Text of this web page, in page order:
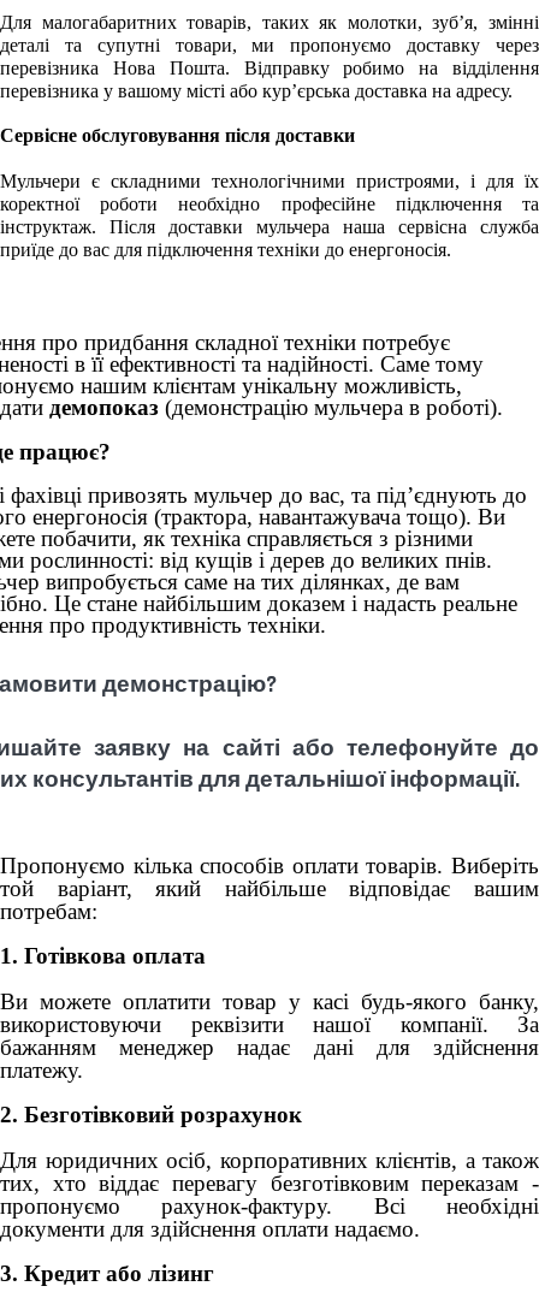
Для малогабаритних товарів, таких як молотки, зуб’я, змінні
деталі та супутні товари, ми пропонуємо доставку через
перевізника
Нова Пошта. Відправку робимо на відділення
перевізника у вашому місті або кур’єрська доставка на адресу.
Сервісне обслуговування після доставки
Мульчери є складними технологічними пристроями, і для їх
коректної роботи необхідно професійне підключення та
інструктаж. Після доставки мульчера наша сервісна служба
приїде до вас для підключення техніки до енергоносія.
про придбання складної техніки потребує
в її ефективності та надійності. Саме тому
нашим клієнтам унікальну можливість,
демопоказ (демонстрацію мульчера в роботі).
працює?
привозять мульчер до вас, та під’єднують до
енергоносія (трактора, навантажувача тощо). Ви
побачити, як техніка справляється з різними
рослинності: від кущів і дерев до великих пнів.
випробується саме на тих ділянках, де вам
Це стане найбільшим доказем і надасть реальне
про продуктивність техніки.
демонстрацію?
заявку на сайті або телефонуйте до
консультантів для детальнішої інформації.
Пропонуємо кілька способів оплати товарів. Виберіть
той варіант, який найбільше відповідає вашим
потребам:
1. Готівкова оплата
Ви можете оплатити товар у касі будь-якого банку,
використовуючи реквізити нашої компанії. За
бажанням менеджер надає дані для здійснення
платежу.
2. Безготівковий розрахунок
Для юридичних осіб, корпоративних клієнтів, а також
тих, хто віддає перевагу безготівковим переказам -
пропонуємо рахунок-фактуру. Всі необхідні
документи для здійснення оплати надаємо.
3. Кредит або лізинг